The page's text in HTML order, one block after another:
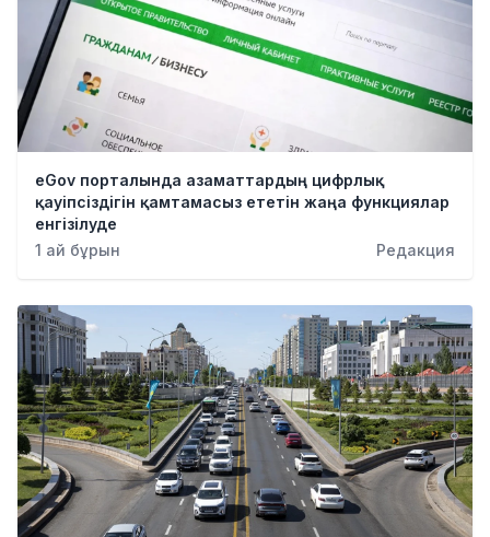
eGov порталында азаматтардың цифрлық
қауіпсіздігін қамтамасыз ететін жаңа функциялар
енгізілуде
1 ай бұрын
Редакция